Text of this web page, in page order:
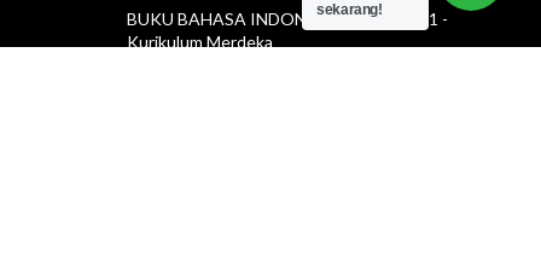
BUKU BAHASA INDONESIA SD KELAS 1 -
Kurikulum Merdeka
sekarang!